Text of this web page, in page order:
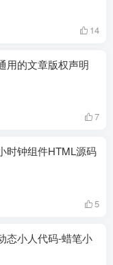
14
用的文章版权声明
7
时钟组件HTML源码
5
态小人代码-蜡笔小